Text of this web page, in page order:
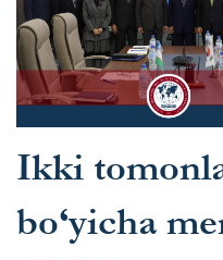
Ikki
bo‘yicha